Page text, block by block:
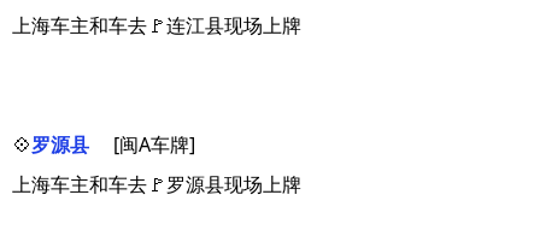
上海车主和车去🚩连江县现场上牌
💠罗源县
[闽A车牌]
上海车主和车去🚩罗源县现场上牌